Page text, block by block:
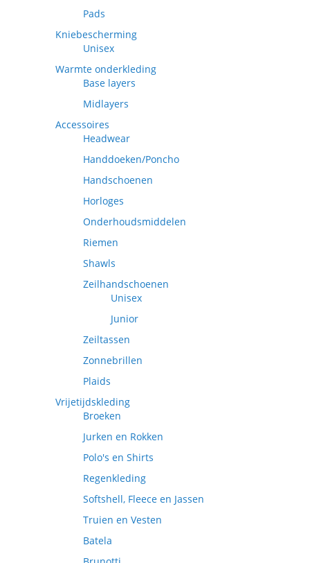
Pads
Kniebescherming
Unisex
Warmte onderkleding
Base layers
Midlayers
Accessoires
Headwear
Handdoeken/Poncho
Handschoenen
Horloges
Onderhoudsmiddelen
Riemen
Shawls
Zeilhandschoenen
Unisex
Junior
Zeiltassen
Zonnebrillen
Plaids
Vrijetijdskleding
Broeken
Jurken en Rokken
Polo's en Shirts
Regenkleding
Softshell, Fleece en Jassen
Truien en Vesten
Batela